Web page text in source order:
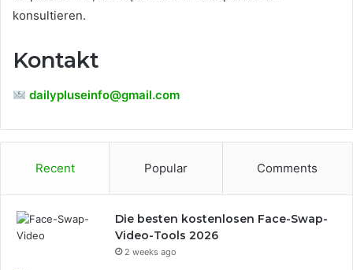
konsultieren.
Kontakt
dailypluseinfo@gmail.com
Recent Popular Comments
Die besten kostenlosen Face-Swap-
Video-Tools 2026
2 weeks ago